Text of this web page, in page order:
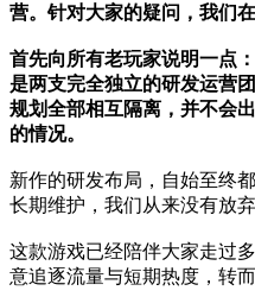
营。针对大家的疑问，我们
首先向所有老玩家说明一点
是两支完全独立的研发运营
规划全部相互隔离，并不会
的情况。
新作的研发布局，自始至终
长期维护，我们从来没有放
这款游戏已经陪伴大家走过
意追逐流量与短期热度，转